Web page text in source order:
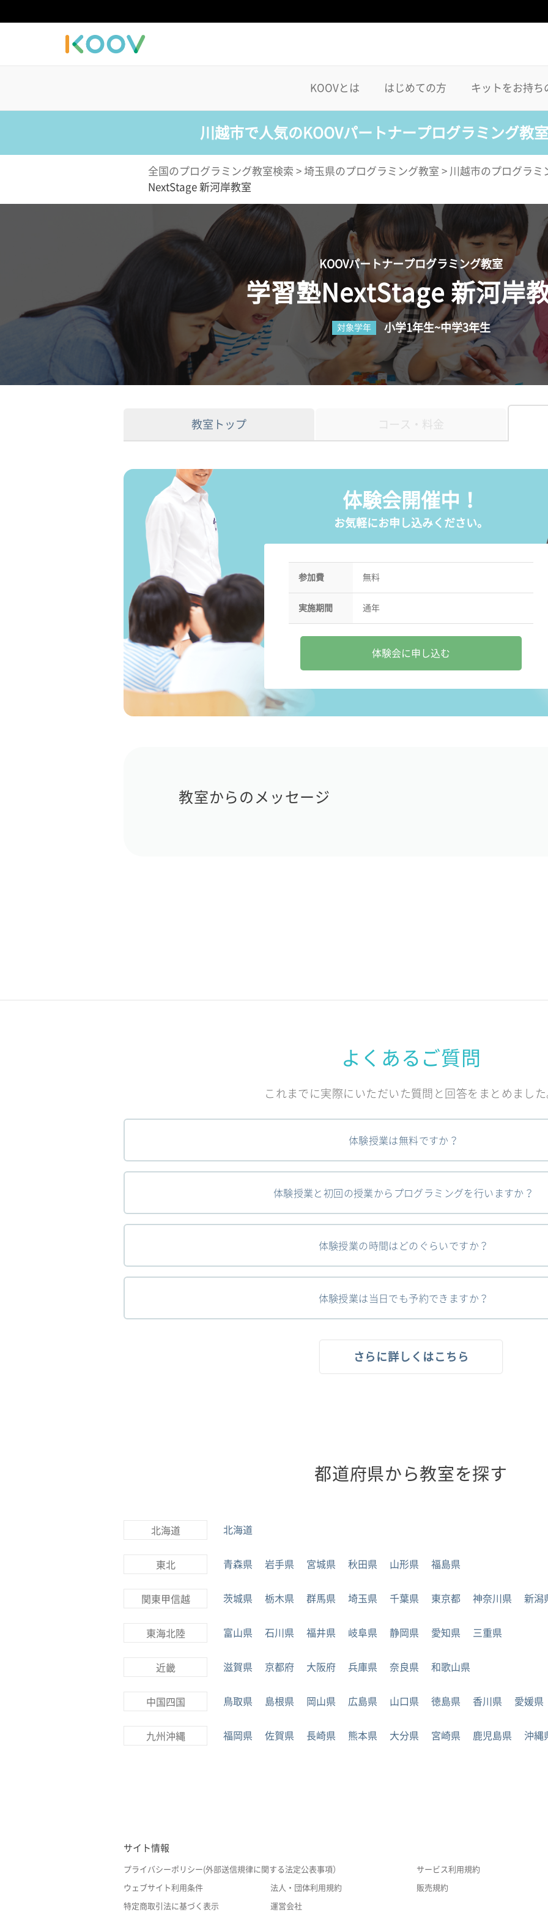
KOOVとは はじめての方 キットをお持ち
川越市で人気のKOOVパートナープログラミング教
全国のプログラミング教室検索 > 埼玉県のプログラミング教室 > 川越市のプログラミ
NextStage 新河岸教室
KOOVパートナープログラミング教室
学習塾NextStage 新河岸
対象学年 小学1年生~中学3年生
教室トップ コース・料金
体験会開催中！
お気軽にお申し込みください。
参加費 無料
実施期間 通年
体験会に申し込む
教室からのメッセージ
よくあるご質問
これまでに実際にいただいた質問と回答をまとめまし
体験授業は無料ですか？
体験授業と初回の授業からプログラミングを行いますか？
体験授業の時間はどのぐらいですか？
体験授業は当日でも予約できますか？
さらに詳しくはこちら
都道府県から教室を探す
北海道 北海道
東北 青森県 岩手県 宮城県 秋田県 山形県 福島県
関東甲信越 茨城県 栃木県 群馬県 埼玉県 千葉県 東京都 神奈川県 新潟
東海北陸 富山県 石川県 福井県 岐阜県 静岡県 愛知県 三重県
近畿 滋賀県 京都府 大阪府 兵庫県 奈良県 和歌山県
中国四国 鳥取県 島根県 岡山県 広島県 山口県 徳島県 香川県 愛媛県
九州沖縄 福岡県 佐賀県 長崎県 熊本県 大分県 宮崎県 鹿児島県 沖縄
サイト情報
プライバシーポリシー(外部送信規律に関する法定公表事項） サービス利用規約
ウェブサイト利用条件 法人・団体利用規約 販売規約
特定商取引法に基づく表示 運営会社